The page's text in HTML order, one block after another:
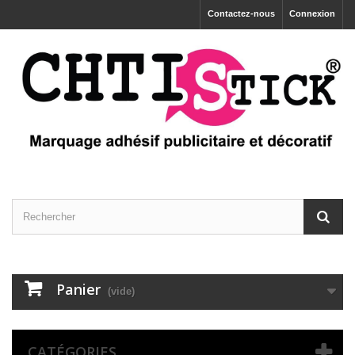
Connexion
Contactez-nous
Panier (vide)